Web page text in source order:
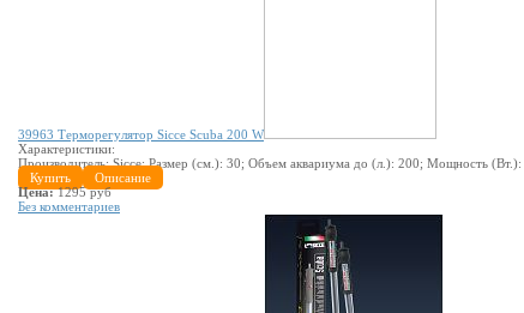
39963 Терморегулятор Sicce Scuba 200 W
Характеристики:
Производитель:Sicce; Размер (см.): 30; Объем аквариума до (л.): 200; Мощность (Вт.):
Купить
Описание
Цена:1295 руб
Без комментариев